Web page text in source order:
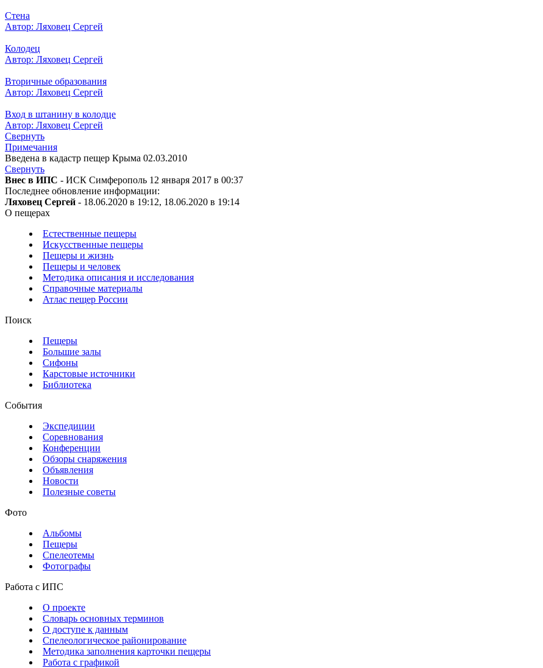
Стена
Автор: Ляховец Сергей
Колодец
Автор: Ляховец Сергей
Вторичные образования
Автор: Ляховец Сергей
Вход в штанину в колодце
Автор: Ляховец Сергей
Свернуть
Примечания
Введена в кадастр пещер Крыма 02.03.2010
Свернуть
Внес в ИПС - ИСК Симферополь 12 января 2017 в 00:37
Последнее обновление информации:
Ляховец Сергей - 18.06.2020 в 19:12, 18.06.2020 в 19:14
О пещерах
Естественные пещеры
Искусственные пещеры
Пещеры и жизнь
Пещеры и человек
Методика описания и исследования
Справочные материалы
Атлас пещер России
Поиск
Пещеры
Большие залы
Сифоны
Карстовые источники
Библиотека
События
Экспедиции
Соревнования
Конференции
Обзоры снаряжения
Объявления
Новости
Полезные советы
Фото
Альбомы
Пещеры
Спелеотемы
Фотографы
Работа с ИПС
О проекте
Словарь основных терминов
О доступе к данным
Спелеологическое районирование
Методика заполнения карточки пещеры
Работа с графикой